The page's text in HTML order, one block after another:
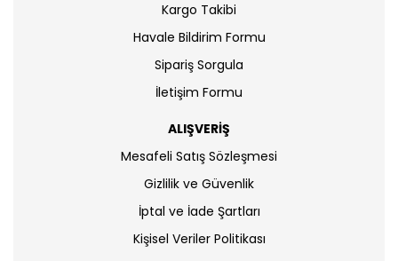
Kargo Takibi
Havale Bildirim Formu
Sipariş Sorgula
İletişim Formu
ALIŞVERİŞ
Mesafeli Satış Sözleşmesi
Gizlilik ve Güvenlik
İptal ve İade Şartları
Kişisel Veriler Politikası